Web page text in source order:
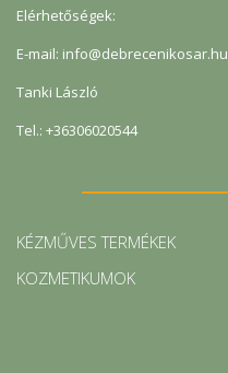
Elérhetőségek:
E-mail: info@debrecenikosar.hu
Tanki László
Tel.: +36306020544
KÉZMŰVES TERMÉKEK
KOZMETIKUMOK